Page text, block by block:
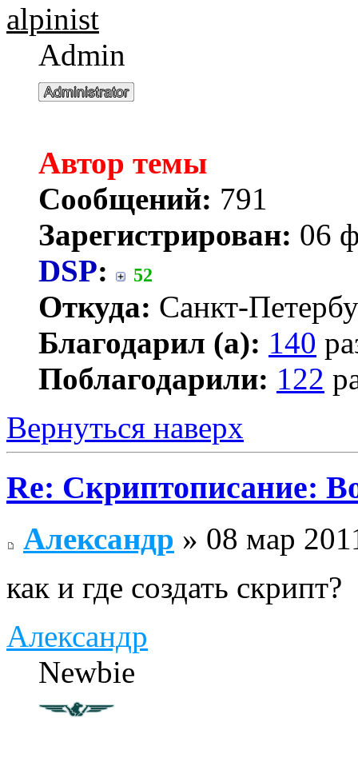
alpinist
Admin
Автор темы
Сообщений: 791
Зарегистрирован: 06
DSP: 52
Откуда: Санкт-
Благодарил (а): 140
Поблагодарили: 122
Вернуться наверх
Re: Скриптописание:
Александр » 08 мар
как и где создать скрипт?
Александр
Newbie